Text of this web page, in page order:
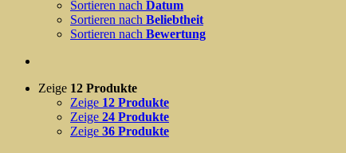
Sortieren nach Datum
Sortieren nach Beliebtheit
Sortieren nach Bewertung
Zeige 12 Produkte
Zeige 12 Produkte
Zeige 24 Produkte
Zeige 36 Produkte